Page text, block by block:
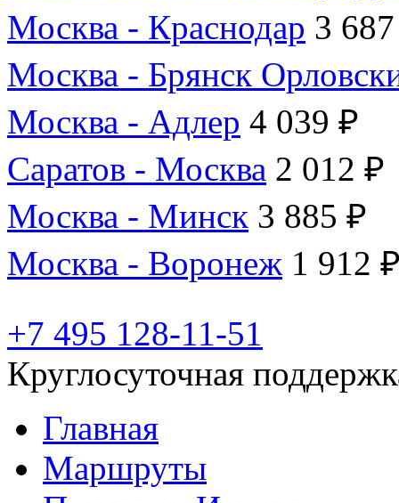
Москва - Краснодар 3
Москва - Брянск
Москва - Адлер 4 039 ₽
Саратов - Москва 2 012 ₽
Москва - Минск 3 885 ₽
Москва - Воронеж 1 912
+7 495 128-11-51
Круглосуточная
Главная
Маршруты